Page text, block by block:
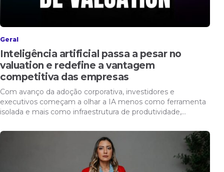
Geral
Inteligência artificial passa a pesar no
valuation e redefine a vantagem
competitiva das empresas
Com avanço da adoção corporativa, investidores e
executivos começam a olhar a IA menos como ferramenta
isolada e mais como infraestrutura de produtividade,…